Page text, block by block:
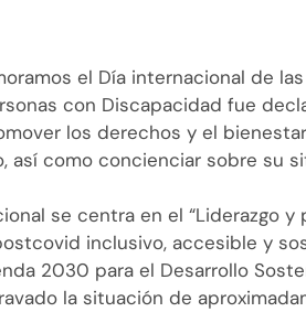
el Día internacional de
con Discapacidad fue
los derechos y el
así como concienciar sobre su
se centra en el
inclusivo, accesible y
2030 para el Desarrollo
la situación de